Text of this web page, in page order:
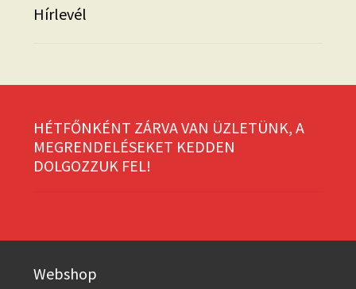
Hírlevél
HÉTFŐNKÉNT ZÁRVA VAN ÜZLETÜNK, A
MEGRENDELÉSEKET KEDDEN
DOLGOZZUK FEL!
Webshop